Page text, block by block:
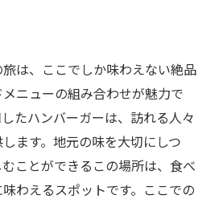
は、ここでしか味わえない絶品
ニューの組み合わせが魅力で
たハンバーガーは、訪れる人々
ます。地元の味を大切にしつ
ことができるこの場所は、食べ
わえるスポットです。ここでの